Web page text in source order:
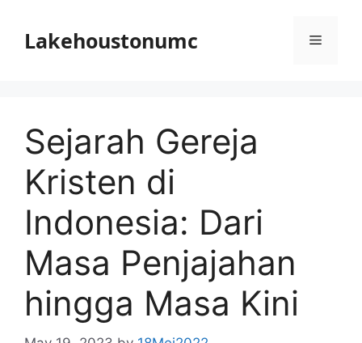
contentLakehoustonumc Menu
Sejarah Gereja
Kristen di
Indonesia: Dari
Masa Penjajahan
hingga Masa Kini